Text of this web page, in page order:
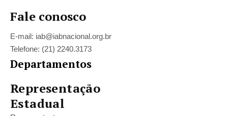
Fale conosco
E-mail: iab@iabnacional.org.br
Telefone: (21) 2240.3173
Departamentos
Representação
Estadual